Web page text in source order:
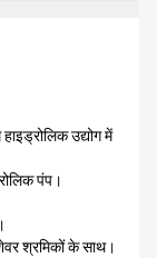
उद्योग में
पंप।
श्रमिकों के साथ।